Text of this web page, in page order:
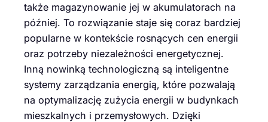
także magazynowanie jej w akumulatorach na
później. To rozwiązanie staje się coraz bardziej
popularne w kontekście rosnących cen energii
oraz potrzeby niezależności energetycznej.
Inną nowinką technologiczną są inteligentne
systemy zarządzania energią, które pozwalają
na optymalizację zużycia energii w budynkach
mieszkalnych i przemysłowych. Dzięki